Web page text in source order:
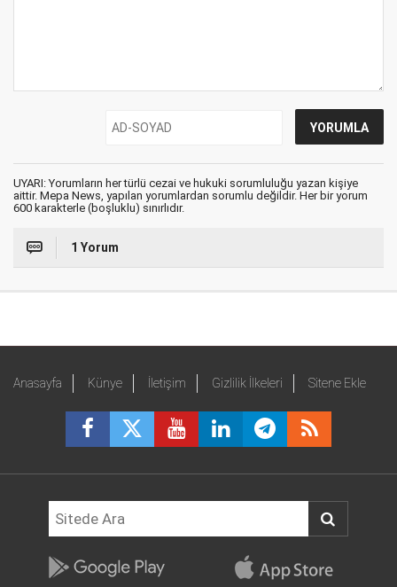
UYARI: Yorumların her türlü cezai ve hukuki sorumluluğu yazan kişiye
aittir. Mepa News, yapılan yorumlardan sorumlu değildir. Her bir yorum
600 karakterle (boşluklu) sınırlıdır.
1 Yorum
Anasayfa Künye İletişim Gizlilik İlkeleri Sitene Ekle